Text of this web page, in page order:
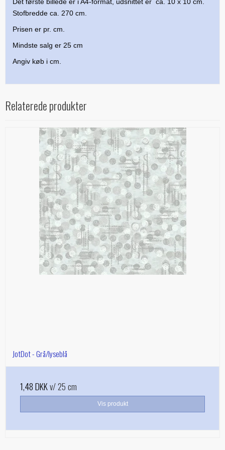
Stofbredde ca. 270 cm.
Prisen er pr. cm.
Mindste salg er 25 cm
Angiv køb i cm.
Relaterede produkter
JotDot - Grå/lyseblå
1,48 DKKv/ 25 cm
Vis produkt